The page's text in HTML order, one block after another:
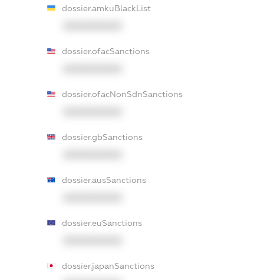
dossier.amkuBlackList
dossier.ofacSanctions
dossier.ofacNonSdnSanctions
dossier.gbSanctions
dossier.ausSanctions
dossier.euSanctions
dossier.japanSanctions